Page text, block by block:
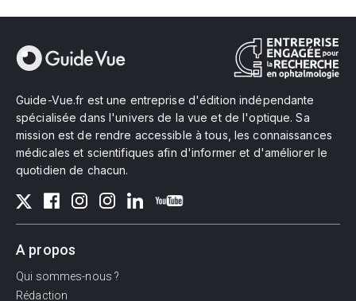
Guide-Vue.fr est une entreprise d'édition indépendante
spécialisée dans l'univers de la vue et de l'optique. Sa
mission est de rendre accessible à tous, les connaissances
médicales et scientifiques afin d'informer et d'améliorer le
quotidien de chacun.
A propos
Qui sommes-nous ?
Rédaction